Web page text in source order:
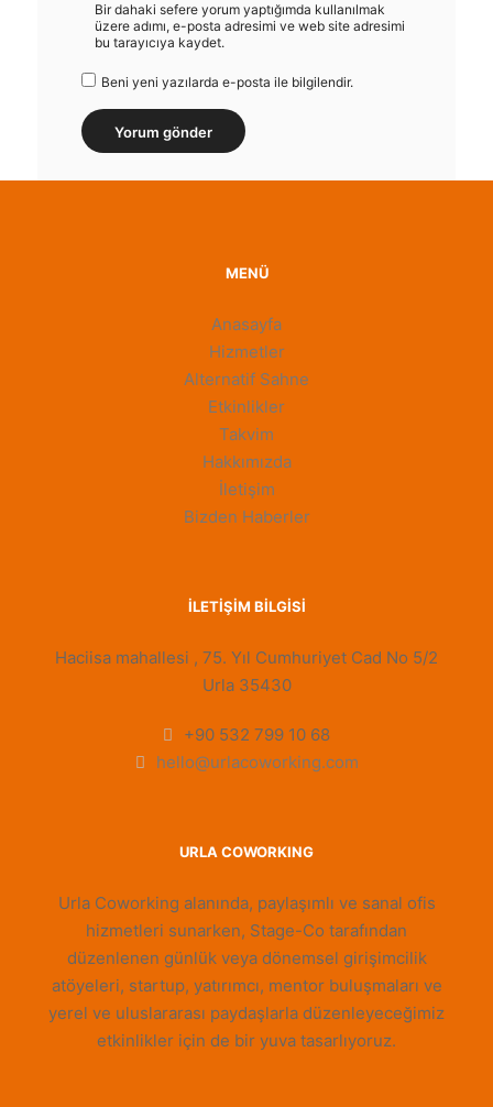
Bir dahaki sefere yorum yaptığımda kullanılmak
üzere adımı, e-posta adresimi ve web site adresimi
bu tarayıcıya kaydet.
Beni yeni yazılarda e-posta ile bilgilendir.
MENÜ
Anasayfa
Hizmetler
Alternatif Sahne
Etkinlikler
Takvim
Hakkımızda
İletişim
Bizden Haberler
İLETIŞIM BILGISI
Haciisa mahallesi , 75. Yıl Cumhuriyet Cad No 5/2
Urla 35430
+90 532 799 10 68
hello@urlacoworking.com
URLA COWORKING
Urla Coworking alanında, paylaşımlı ve sanal ofis
hizmetleri sunarken, Stage-Co tarafından
düzenlenen günlük veya dönemsel girişimcilik
atöyeleri, startup, yatırımcı, mentor buluşmaları ve
yerel ve uluslararası paydaşlarla düzenleyeceğimiz
etkinlikler için de bir yuva tasarlıyoruz.